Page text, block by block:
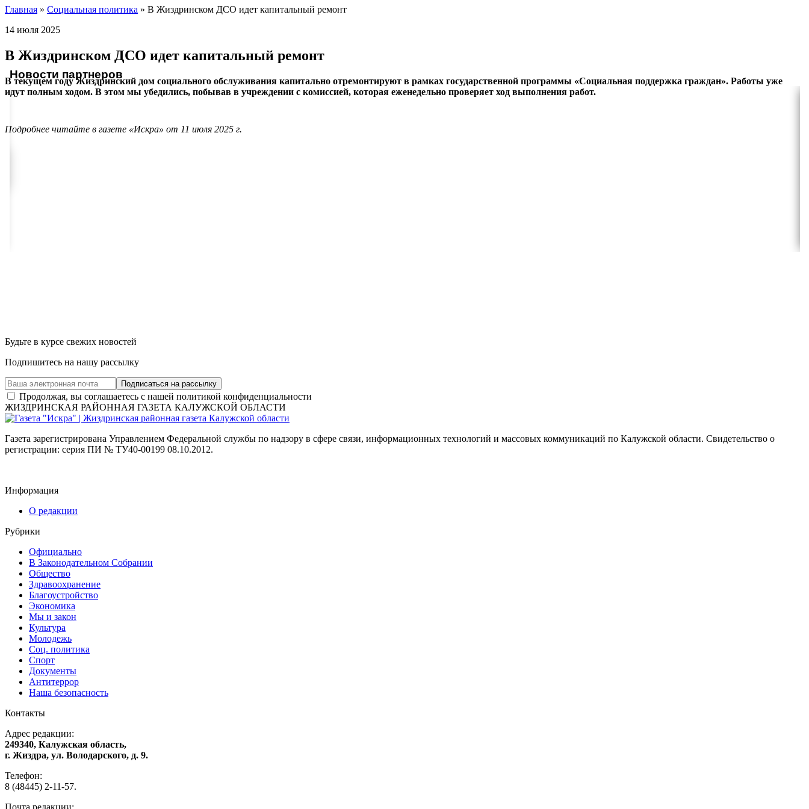
Главная » Социальная политика » В Жиздринском ДСО идет капитальный ремонт
14 июля 2025
В Жиздринском ДСО идет капитальный ремонт
В текущем году Жиздринский дом социального обслуживания капитально отремонтируют в рамках государственной программы «Социальная поддержка граждан». Работы уже
идут полным ходом. В этом мы убедились, побывав в учреждении с комиссией, которая еженедельно проверяет ход выполнения работ.
Подробнее читайте в газете «Искра» от 11 июля 2025 г.
Новости партнеров
Будьте в курсе свежих новостей
Подпишитесь на нашу рассылку
Продолжая, вы соглашаетесь с нашей политикой конфиденциальности
ЖИЗДРИНСКАЯ РАЙОННАЯ ГАЗЕТА КАЛУЖСКОЙ ОБЛАСТИ
Газета зарегистрирована Управлением Федеральной службы по надзору в сфере связи, информационных технологий и массовых коммуникаций по Калужской области. Свидетельство о
регистрации: серия ПИ № ТУ40-00199 08.10.2012.
Информация
О редакции
Рубрики
Официально
В Законодательном Собрании
Общество
Здравоохранение
Благоустройство
Экономика
Мы и закон
Культура
Молодежь
Соц. политика
Спорт
Документы
Антитеррор
Наша безопасность
Контакты
Адрес редакции:
249340, Калужская область,
г. Жиздра, ул. Володарского, д. 9.
Телефон:
8 (48445) 2-11-57.
Почта редакции: